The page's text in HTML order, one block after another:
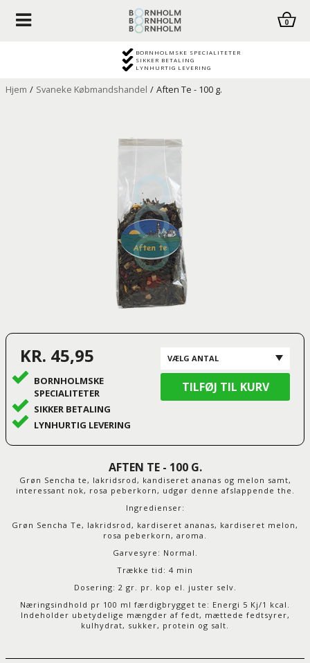
0
BORNHOLMSKE SPECIALITETER
SIKKER BETALING
LYNHURTIG LEVERING
Hjem / Svaneke Købmandshandel / Aften Te - 100 g.
KR. 45,95
BORNHOLMSKE
SPECIALITETER
SIKKER BETALING
LYNHURTIG LEVERING
AFTEN TE - 100 G.
Grøn Sencha te, lakridsrod, kandiseret ananas og melon samt,
interessant nok, rosa peberkorn, udgør denne afslappende the.
Ingredienser:
Grøn Sencha Te, lakridsrod, kardiseret ananas, kardiseret melon,
rosa peberkorn, aroma.
Garvesyre: Normal.
Trække tid : 4 min
Dosering: 2 gr. pr. kop el. juster selv.
Næringsindhold pr 100 ml færdigbrygget te: Energi 5 Kj/1 kcal.
Indeholder ubetydelige mængder af fedt, mættede fedtsyrer,
kulhydrat, sukker, protein og salt.